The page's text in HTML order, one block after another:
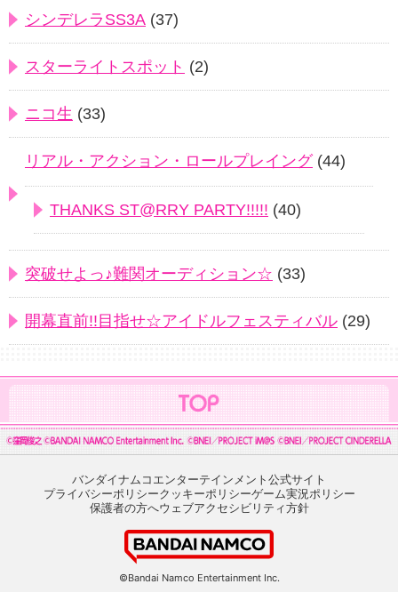
シンデレラSS3A (37)
スターライトスポット (2)
ニコ生 (33)
リアル・アクション・ロールプレイング(44)
THANKS ST@RRY PARTY!!!!! (40)
突破せよっ♪難関オーディション☆ (33)
開幕直前!!目指せ☆アイドルフェスティバル (29)
バンダイナムコエンターテインメント公式サイト
プライバシーポリシークッキーポリシーゲーム実況ポリシー
保護者の方へウェブアクセシビリティ方針
©Bandai Namco Entertainment Inc.